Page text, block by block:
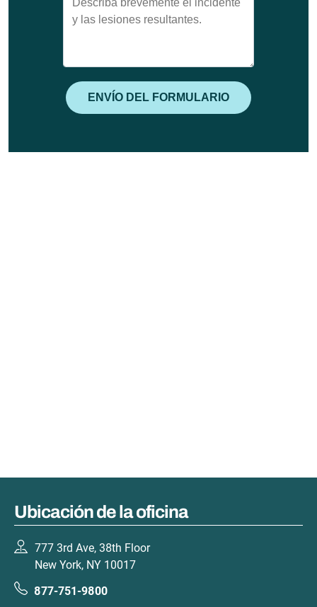
Ubicación de la oficina
777 3rd Ave, 38th Floor
New York, NY 10017
877-751-9800